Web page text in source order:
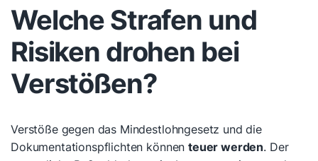
Welche Strafen und
Risiken drohen bei
Verstößen?
Verstöße gegen das Mindestlohngesetz und die
Dokumentationspflichten könnenteuer werden. Der